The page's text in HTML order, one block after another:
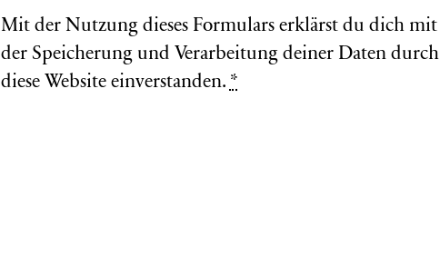
Mit der Nutzung dieses Formulars erklärst du dich mit
der Speicherung und Verarbeitung deiner Daten durch
diese Website einverstanden. *